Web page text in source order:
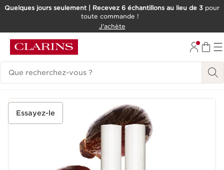
ALLER AU CONTENU
Quelques jours seulement | Recevez 6 échantillons au lieu de 3 pour
toute commande !
J'achète
Historique des recherches
Essayez-le